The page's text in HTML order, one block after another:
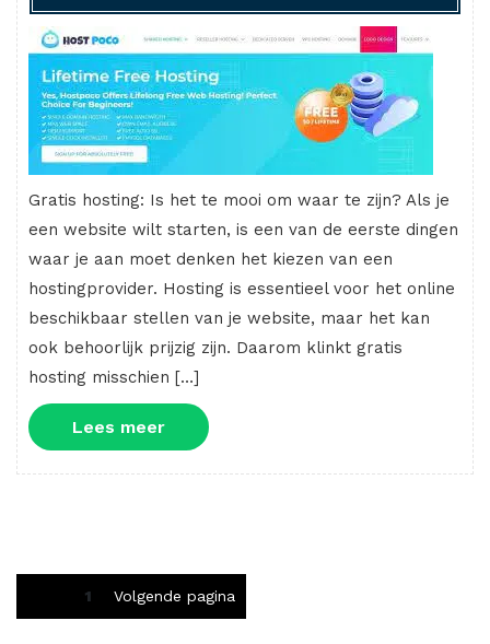
Gratis hosting: Is het te mooi om waar te zijn? Als je
een website wilt starten, is een van de eerste dingen
waar je aan moet denken het kiezen van een
hostingprovider. Hosting is essentieel voor het online
beschikbaar stellen van je website, maar het kan
ook behoorlijk prijzig zijn. Daarom klinkt gratis
hosting misschien […]
Lees meerLees
meer
Berichten
1 Volgende pagina